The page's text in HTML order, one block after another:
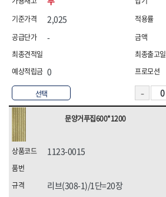
선택
2,025
-
0
문양거푸집600*1200
1123-0015
리브(308-1)/1단=20장